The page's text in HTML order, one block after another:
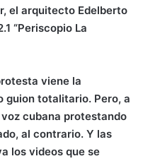
el arquitecto Edelberto
“Periscopio La
viene la
guion totalitario. Pero, a
cubana protestando
al contrario. Y las
los videos que se